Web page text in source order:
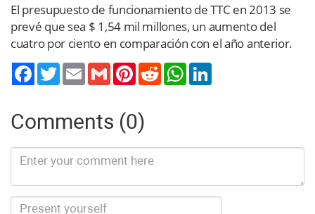
El presupuesto de funcionamiento de TTC en 2013 se
prevé que sea $ 1,54 mil millones, un aumento del
cuatro por ciento en comparación con el año anterior.
TwitterEmail Gmail PinterestReddit WhatsApp
Comments (0)